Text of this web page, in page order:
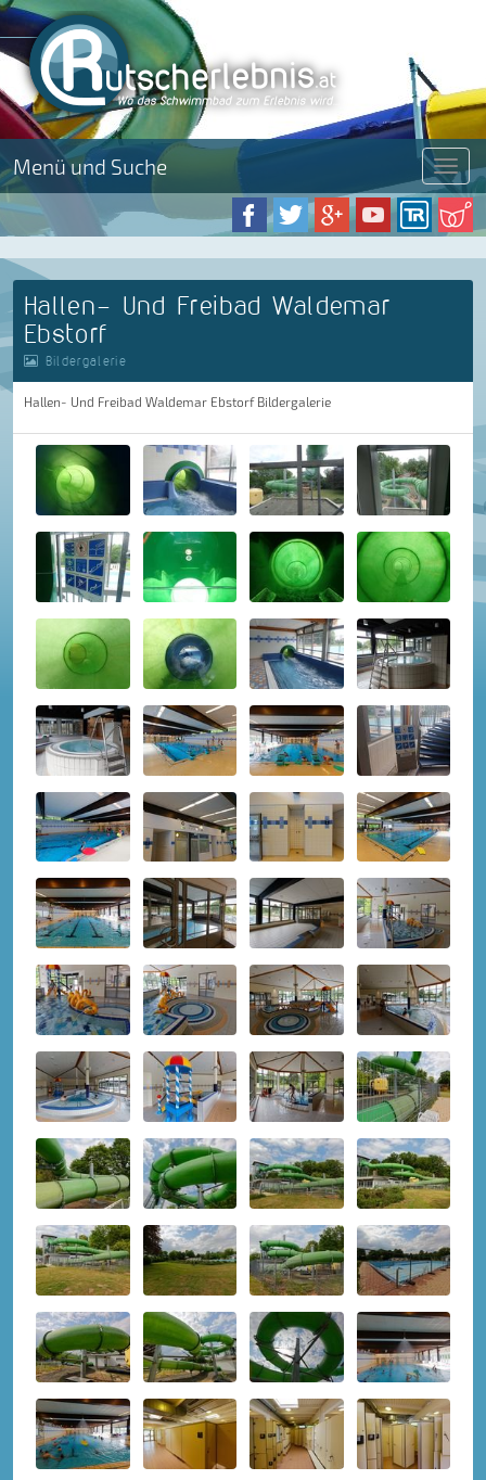
Menü und Suche Menü
Hallen- Und Freibad Waldemar
Ebstorf
Bildergalerie
Hallen- Und Freibad Waldemar Ebstorf Bildergalerie